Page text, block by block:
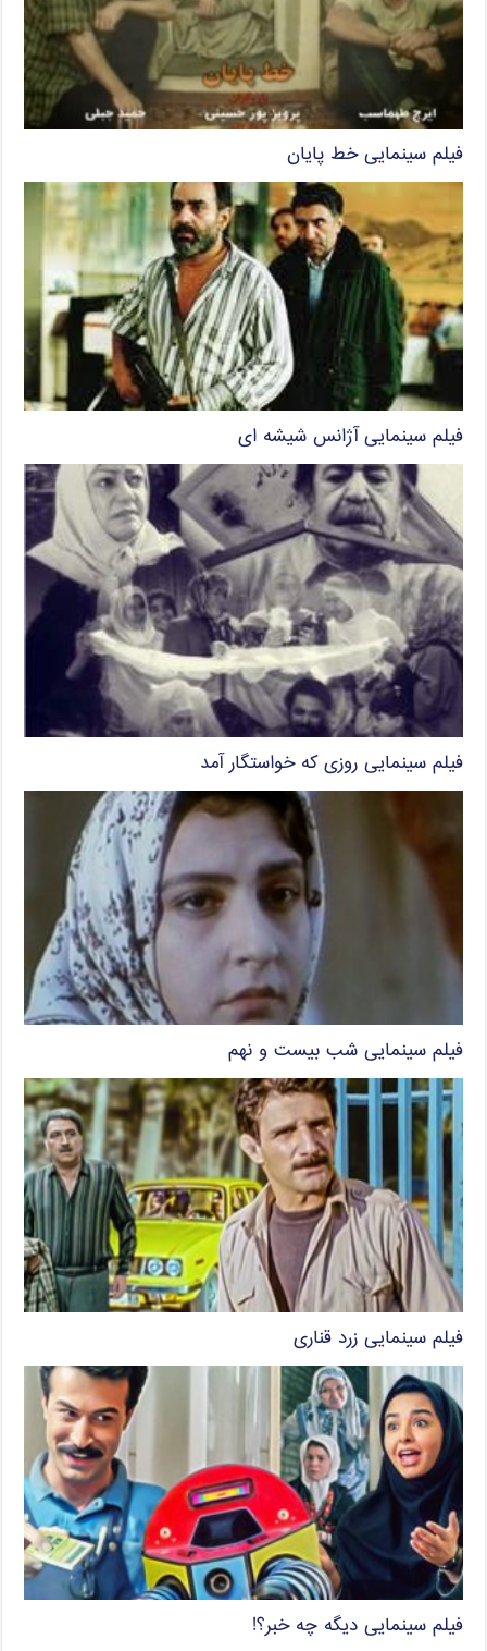
فیلم سینمایی خط پایان
فیلم سینمایی آژانس شیشه ای
فیلم سینمایی روزی که خواستگار آمد
فیلم سینمایی شب بیست و نهم
فیلم سینمایی زرد قناری
فیلم سینمایی دیگه چه خبر؟!